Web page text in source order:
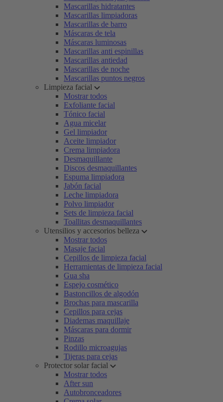
Mascarillas hidratantes
Mascarillas limpiadoras
Mascarillas de barro
Máscaras de tela
Máscaras luminosas
Mascarillas anti espinillas
Mascarillas antiedad
Mascarillas de noche
Mascarillas puntos negros
Limpieza facial
Mostrar todos
Exfoliante facial
Tónico facial
Agua micelar
Gel limpiador
Aceite limpiador
Crema limpiadora
Desmaquillante
Discos desmaquillantes
Espuma limpiadora
Jabón facial
Leche limpiadora
Polvo limpiador
Sets de limpieza facial
Toallitas desmaquillantes
Utensilios y accesorios belleza
Mostrar todos
Masaje facial
Cepillos de limpieza facial
Herramientas de limpieza facial
Gua sha
Espejo cosmético
Bastoncillos de algodón
Brochas para mascarilla
Cepillos para cejas
Diademas maquillaje
Máscaras para dormir
Pinzas
Rodillo microagujas
Tijeras para cejas
Protector solar facial
Mostrar todos
After sun
Autobronceadores